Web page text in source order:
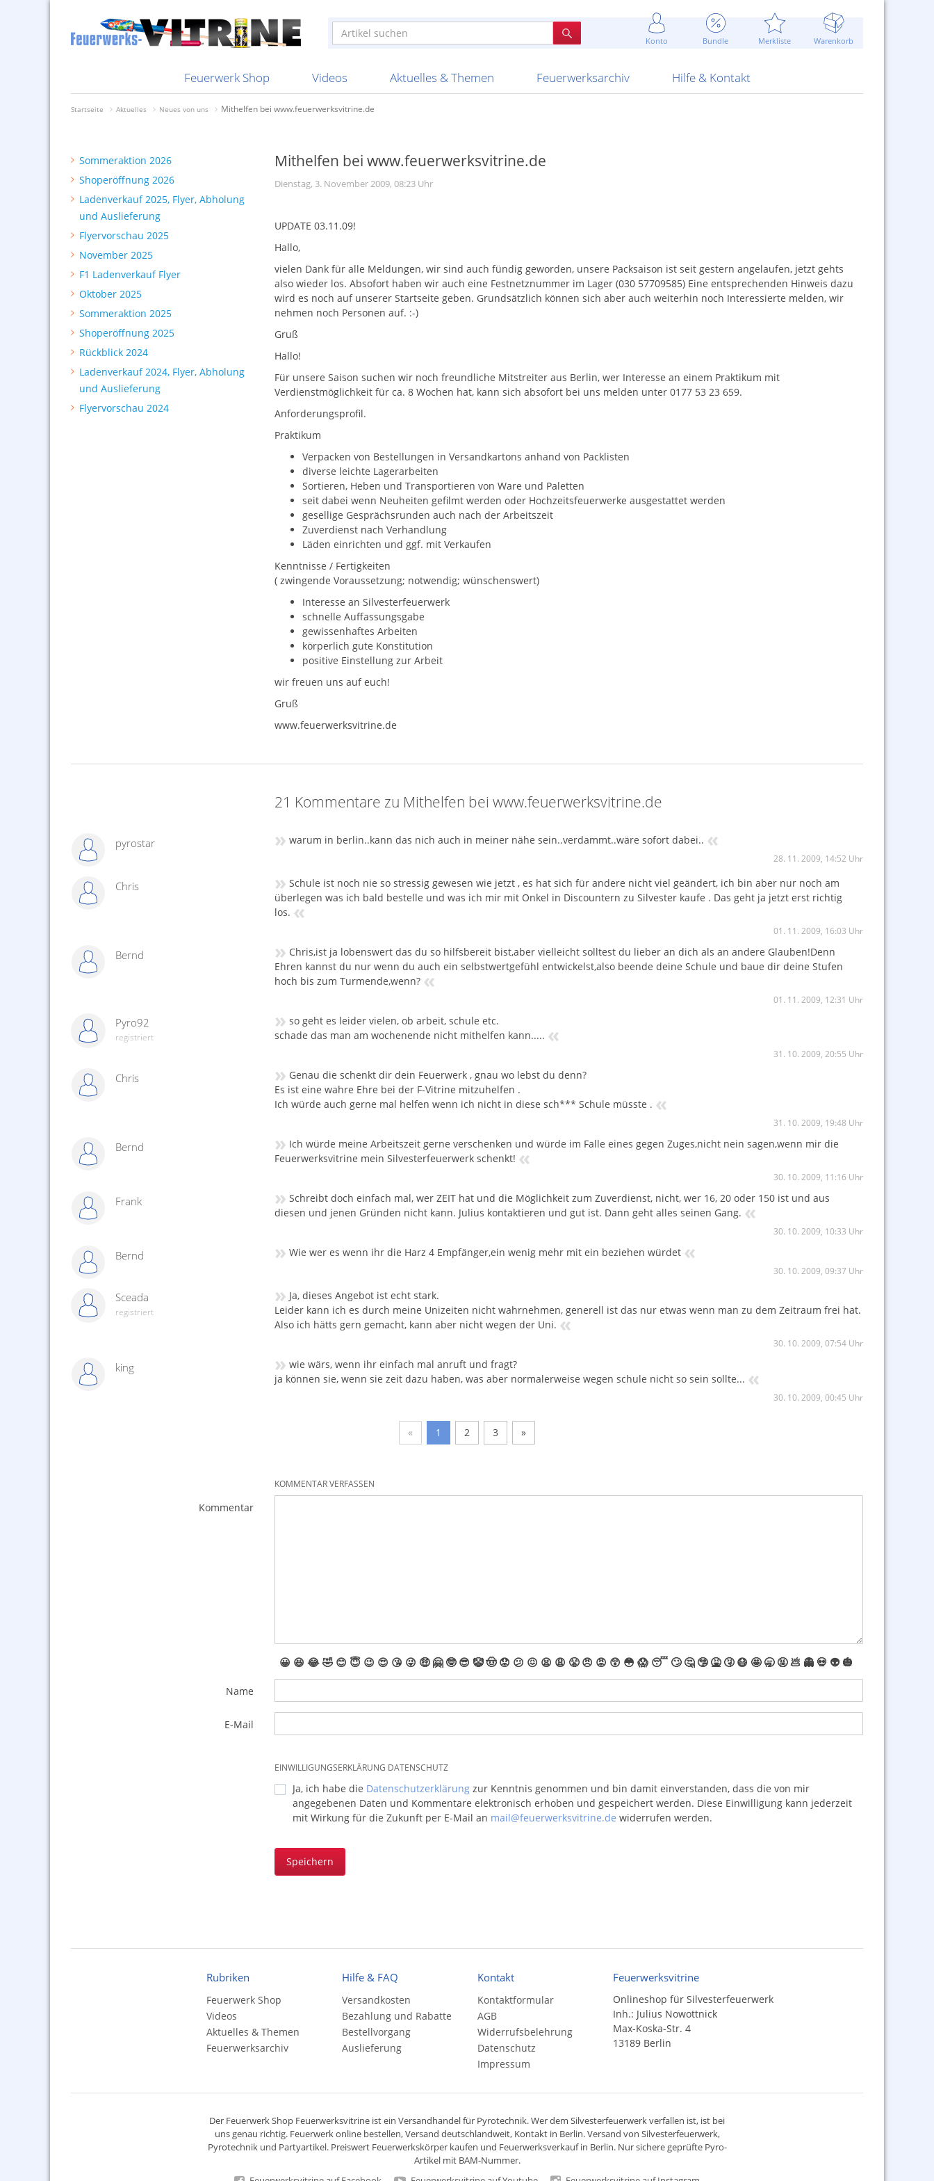
Konto Bundle Merkliste Warenkorb
Feuerwerk Shop
Bunte Feuerwerksvitrine
Kisten
Raketen
Sortimente
Schallerzeuger P1
Feuerwerk T1
Schachteln und Attrappen
Streich- und Bengalhölzer
Blitzschnell...
Sommerpreise u.v.m.
Videos
2026
Silvester 2025
Knallkörper
Batterien
Knallkörper
Batterien
Aktuelles & Themen
Shoperöffnung 2026
Ladenverkauf 2025, Flyer,
Schweizer Impressionen
Feuerwerkstourismus
Ladenverkauf 2024
20 Jahre Feuerwerksvitrine
Ausnahmegenehmigung
Sammlertreffen
Feuerwerksarchiv
Depyfag, Pyrofa &
Silberhütte
Knallkörper
Batterien
Fireworks Apel Feuerwerk Argento Feuerwerk ARS Pirotecnia
BKV Vuurwerk Bothmer Pyrotechnik
Hilfe & Kontakt
Mindestbestellwert
Selbstabholung
Zahlfristen
Rabatte
Bestellschluss
Altersnachweis
Versanddienste
Gewerbetreibende
Kontaktformular
AGB
Startseite Aktuelles Neues von uns Mithelfen bei www.feuerwerksvitrine.de
Sommeraktion 2026
Shoperöffnung 2026
Ladenverkauf 2025, Flyer, Abholung
und Auslieferung
Flyervorschau 2025
November 2025
F1 Ladenverkauf Flyer
Oktober 2025
Sommeraktion 2025
Shoperöffnung 2025
Rückblick 2024
Ladenverkauf 2024, Flyer, Abholung
und Auslieferung
Flyervorschau 2024
Mithelfen bei www.feuerwerksvitrine.de
Dienstag, 3. November 2009, 08:23 Uhr
UPDATE 03.11.09!
Hallo,
vielen Dank für alle Meldungen, wir sind auch fündig geworden, unsere Packsaison ist seit gestern angelaufen, jetzt gehts
also wieder los. Absofort haben wir auch eine Festnetznummer im Lager (030 57709585) Eine entsprechenden Hinweis dazu
wird es noch auf unserer Startseite geben. Grundsätzlich können sich aber auch weiterhin noch Interessierte melden, wir
nehmen noch Personen auf. :-)
Gruß
Hallo!
Für unsere Saison suchen wir noch freundliche Mitstreiter aus Berlin, wer Interesse an einem Praktikum mit
Verdienstmöglichkeit für ca. 8 Wochen hat, kann sich absofort bei uns melden unter 0177 53 23 659.
Anforderungsprofil.
Praktikum
Verpacken von Bestellungen in Versandkartons anhand von Packlisten
diverse leichte Lagerarbeiten
Sortieren, Heben und Transportieren von Ware und Paletten
seit dabei wenn Neuheiten gefilmt werden oder Hochzeitsfeuerwerke ausgestattet werden
gesellige Gesprächsrunden auch nach der Arbeitszeit
Zuverdienst nach Verhandlung
Läden einrichten und ggf. mit Verkaufen
Kenntnisse / Fertigkeiten
( zwingende Voraussetzung; notwendig; wünschenswert)
Interesse an Silvesterfeuerwerk
schnelle Auffassungsgabe
gewissenhaftes Arbeiten
körperlich gute Konstitution
positive Einstellung zur Arbeit
wir freuen uns auf euch!
Gruß
www.feuerwerksvitrine.de
21 Kommentare zu Mithelfen bei www.feuerwerksvitrine.de
pyrostar » warum in berlin..kann das nich auch in meiner nähe sein..verdammt..wäre sofort dabei.. «
28. 11. 2009, 14:52 Uhr
Chris » Schule ist noch nie so stressig gewesen wie jetzt , es hat sich für andere nicht viel geändert, ich bin aber nur noch am
überlegen was ich bald bestelle und was ich mir mit Onkel in Discountern zu Silvester kaufe . Das geht ja jetzt erst richtig
los. «
01. 11. 2009, 16:03 Uhr
Bernd » Chris,ist ja lobenswert das du so hilfsbereit bist,aber vielleicht solltest du lieber an dich als an andere Glauben!Denn
Ehren kannst du nur wenn du auch ein selbstwertgefühl entwickelst,also beende deine Schule und baue dir deine Stufen
hoch bis zum Turmende,wenn? «
01. 11. 2009, 12:31 Uhr
Pyro92
registriert
» so geht es leider vielen, ob arbeit, schule etc.
schade das man am wochenende nicht mithelfen kann..... «
31. 10. 2009, 20:55 Uhr
Chris » Genau die schenkt dir dein Feuerwerk , gnau wo lebst du denn?
Es ist eine wahre Ehre bei der F-Vitrine mitzuhelfen .
Ich würde auch gerne mal helfen wenn ich nicht in diese sch*** Schule müsste . «
31. 10. 2009, 19:48 Uhr
Bernd » Ich würde meine Arbeitszeit gerne verschenken und würde im Falle eines gegen Zuges,nicht nein sagen,wenn mir die
Feuerwerksvitrine mein Silvesterfeuerwerk schenkt! «
30. 10. 2009, 11:16 Uhr
Frank » Schreibt doch einfach mal, wer ZEIT hat und die Möglichkeit zum Zuverdienst, nicht, wer 16, 20 oder 150 ist und aus
diesen und jenen Gründen nicht kann. Julius kontaktieren und gut ist. Dann geht alles seinen Gang. «
30. 10. 2009, 10:33 Uhr
Bernd » Wie wer es wenn ihr die Harz 4 Empfänger,ein wenig mehr mit ein beziehen würdet «
30. 10. 2009, 09:37 Uhr
Sceada
registriert
» Ja, dieses Angebot ist echt stark.
Leider kann ich es durch meine Unizeiten nicht wahrnehmen, generell ist das nur etwas wenn man zu dem Zeitraum frei hat.
Also ich hätts gern gemacht, kann aber nicht wegen der Uni. «
30. 10. 2009, 07:54 Uhr
king » wie wärs, wenn ihr einfach mal anruft und fragt?
ja können sie, wenn sie zeit dazu haben, was aber normalerweise wegen schule nicht so sein sollte... «
30. 10. 2009, 00:45 Uhr
« 1 2 3 »
KOMMENTAR VERFASSEN
Kommentar
😀 😆 😂🤣 😊 😇 😉 😍 😘 😜 🤑 🤗 🤓 😎 🤡🤠 😟 😕 😖 😫 😩 😤 😠 😡 😲 😳 😱 😴 🙄 🤔 🤥 🤮 🤧 😷 🤩 🥱 🤬 💩 👻 💀 👽 🎃
Name
E-Mail
EINWILLIGUNGSERKLÄRUNG DATENSCHUTZ
Ja, ich habe die Datenschutzerklärungzur Kenntnis genommen und bin damit einverstanden, dass die von mir
angegebenen Daten und Kommentare elektronisch erhoben und gespeichert werden. Diese Einwilligung kann jederzeit
mit Wirkung für die Zukunft per E-Mail an mail@feuerwerksvitrine.de widerrufen werden.
Speichern
Rubriken
Feuerwerk Shop
Videos
Aktuelles & Themen
Feuerwerksarchiv
Hilfe & FAQ
Versandkosten
Bezahlung und Rabatte
Bestellvorgang
Auslieferung
Kontakt
Kontaktformular
AGB
Widerrufsbelehrung
Datenschutz
Impressum
Feuerwerksvitrine
Onlineshop für Silvesterfeuerwerk
Inh.: Julius Nowottnick
Max-Koska-Str. 4
13189 Berlin
Der Feuerwerk Shop Feuerwerksvitrine ist ein Versandhandelfür Pyrotechnik. Wer dem Silvesterfeuerwerk verfallen ist, ist bei
uns genau richtig. Feuerwerk online bestellen,Versand deutschlandweit, Kontakt in Berlin. Versand von Silvesterfeuerwerk,
Pyrotechnikund Partyartikel. Preiswert Feuerwerkskörperkaufen und Feuerwerksverkauf in Berlin. Nur sichere geprüfte Pyro-
Artikel mit BAM-Nummer.